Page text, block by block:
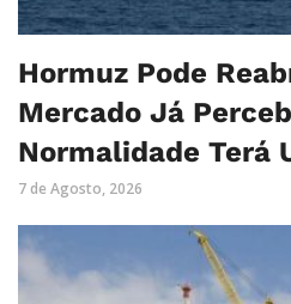
Hormuz Pode
Mercado Já
Normalidade Terá
7 de Agosto, 2026